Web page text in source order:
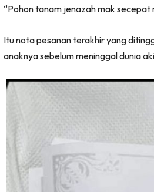
“Pohon tanam jenazah mak secepat
Itu nota pesanan terakhir yang
anaknya sebelum meninggal dunia